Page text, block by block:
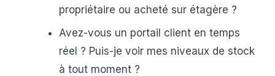
propriétaire ou acheté sur étagère ?
Avez-vous un portail client en temps
réel ? Puis-je voir mes niveaux de stock
à tout moment ?